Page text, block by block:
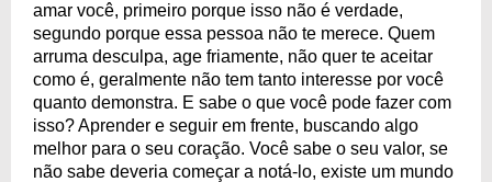
amar você, primeiro porque isso não é verdade,
segundo porque essa pessoa não te merece. Quem
arruma desculpa, age friamente, não quer te aceitar
como é, geralmente não tem tanto interesse por você
quanto demonstra. E sabe o que você pode fazer com
isso? Aprender e seguir em frente, buscando algo
melhor para o seu coração. Você sabe o seu valor, se
não sabe deveria começar a notá-lo, existe um mundo